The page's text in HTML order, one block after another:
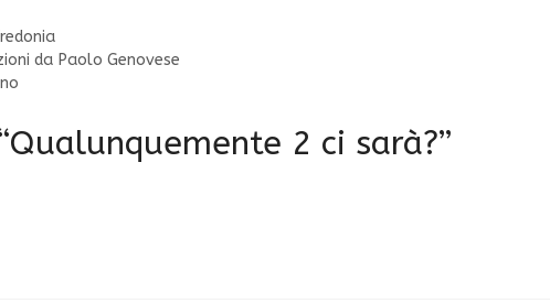
da Paolo Genovese
2 ci sarà?”